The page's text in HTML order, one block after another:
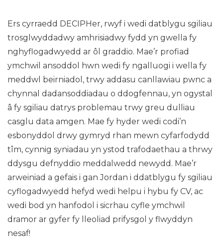
Ers cyrraedd DECIPHer, rwyf i wedi datblygu sgiliau
trosglwyddadwy amhrisiadwy fydd yn gwella fy
nghyflogadwyedd ar ôl graddio. Mae’r profiad
ymchwil ansoddol hwn wedi fy ngalluogi i wella fy
meddwl beirniadol, trwy addasu canllawiau pwnc a
chynnal dadansoddiadau o ddogfennau, yn ogystal
â fy sgiliau datrys problemau trwy greu dulliau
casglu data amgen. Mae fy hyder wedi codi’n
esbonyddol drwy gymryd rhan mewn cyfarfodydd
tîm, cynnig syniadau yn ystod trafodaethau a thrwy
ddysgu defnyddio meddalwedd newydd. Mae’r
arweiniad a gefais i gan Jordan i ddatblygu fy sgiliau
cyflogadwyedd hefyd wedi helpu i hybu fy CV, ac
wedi bod yn hanfodol i sicrhau cyfle ymchwil
dramor ar gyfer fy lleoliad prifysgol y flwyddyn
nesaf!